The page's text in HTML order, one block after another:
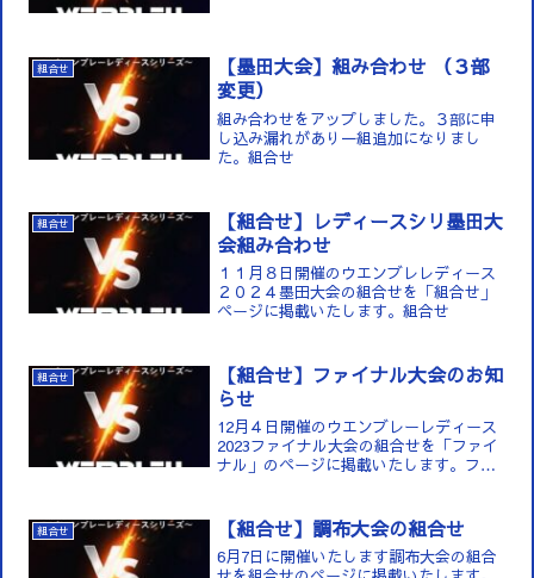
組合せ
【墨田大会】組み合わせ （３部
変更）
組み合わせをアップしました。３部に申
し込み漏れがあり一組追加になりまし
た。組合せ
組合せ
【組合せ】レディースシリ墨田大
会組み合わせ
１１月８日開催のウエンブレレディース
２０２４墨田大会の組合せを「組合せ」
ページに掲載いたします。組合せ
組合せ
【組合せ】ファイナル大会のお知
らせ
12月４日開催のウエンブレーレディース
2023ファイナル大会の組合せを「ファイ
ナル」のページに掲載いたします。ファ
組合せ 【組合せ】調布大会の組合せ
6月7日に開催いたします調布大会の組合